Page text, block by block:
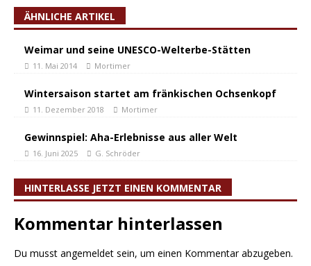
ÄHNLICHE ARTIKEL
Weimar und seine UNESCO-Welterbe-Stätten
11. Mai 2014 Mortimer
Wintersaison startet am fränkischen Ochsenkopf
11. Dezember 2018 Mortimer
Gewinnspiel: Aha-Erlebnisse aus aller Welt
16. Juni 2025 G. Schröder
HINTERLASSE JETZT EINEN KOMMENTAR
Kommentar hinterlassen
Du musst angemeldet sein, um einen Kommentar abzugeben.